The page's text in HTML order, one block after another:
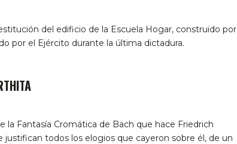
del edificio de la Escuela Hogar, construido por
por el Ejército durante la última dictadura.
la Fantasía Cromática de Bach que hace Friedrich
justifican todos los elogios que cayeron sobre él, de un